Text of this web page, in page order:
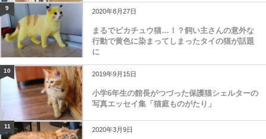
9 2020年8月27日
まるでピカチュウ猫…！？飼い主さんの意外な
行動で黄色に染まってしまったタイの猫が話題
に
10 2019年9月15日
小学6年生の館長がつづった保護猫シェルターの
写真エッセイ集「猫庭ものがたり」
11 2020年3月9日